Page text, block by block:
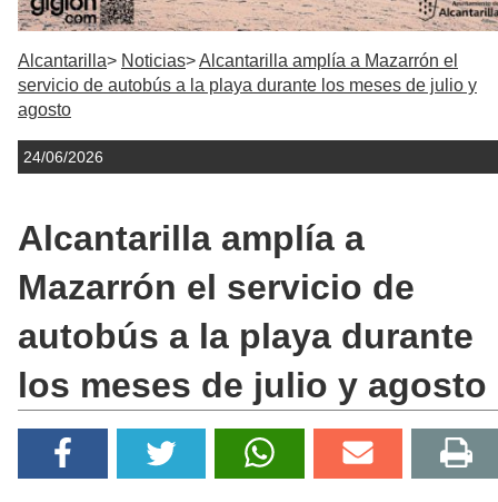
Alcantarilla Noticias
Alcantarilla amplía a Mazarrón el
servicio de autobús a la playa durante los meses de julio y
agosto
24/06/2026
Alcantarilla amplía a
Mazarrón el servicio de
autobús a la playa durante
los meses de julio y agosto